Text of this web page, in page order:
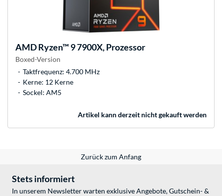
AMDRyzen™ 9 7900X, Prozessor
Boxed-Version
Taktfrequenz: 4.700 MHz
Kerne: 12 Kerne
Sockel: AM5
Artikel kann derzeit nicht gekauft werden
Zurück zum Anfang
Stets informiert
In unserem Newsletter warten exklusive Angebote, Gutschein- &